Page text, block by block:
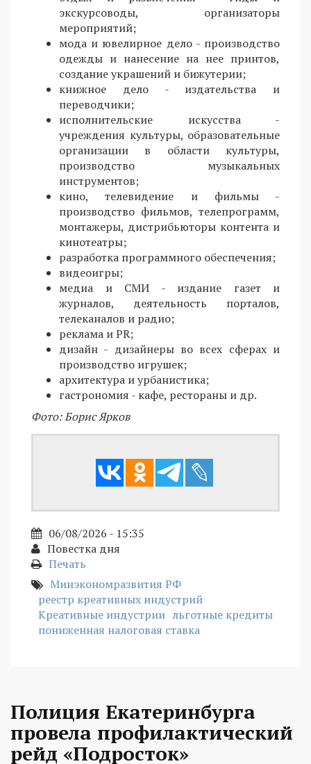
экскурсоводы, организаторы
мероприятий;
мода и ювелирное дело - производство
одежды и нанесение на нее принтов,
создание украшений и бижутерии;
книжное дело - издательства и
переводчики;
исполнительские искусства -
учреждения культуры, образовательные
организации в области культуры,
производство музыкальных
инструментов;
кино, телевидение и фильмы -
производство фильмов, телепрограмм,
монтажеры, дистрибьюторы контента и
кинотеатры;
разработка программного обеспечения;
видеоигры;
медиа и СМИ - издание газет и
журналов, деятельность порталов,
телеканалов и радио;
реклама и PR;
дизайн - дизайнеры во всех сферах и
производство игрушек;
архитектура и урбанистика;
гастрономия - кафе, рестораны и др.
Фото: Борис Ярков
06/08/2026 - 15:35
Повестка дня
Печать
Минэкономразвития РФ
реестр креативных индустрий
Креативные индустрии льготные кредиты
пониженная налоговая ставка
Полиция Екатеринбурга
провела профилактический
рейд «Подросток»